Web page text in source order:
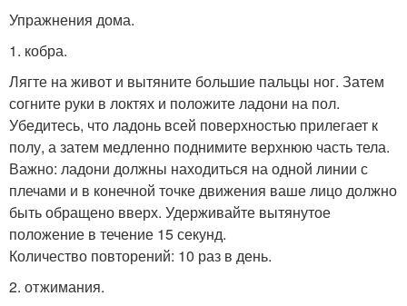
Упражнения дома.
1. кобра.
Лягте на живот и вытяните большие пальцы ног. Затем
согните руки в локтях и положите ладони на пол.
Убедитесь, что ладонь всей поверхностью прилегает к
полу, а затем медленно поднимите верхнюю часть тела.
Важно: ладони должны находиться на одной линии с
плечами и в конечной точке движения ваше лицо должно
быть обращено вверх. Удерживайте вытянутое
положение в течение 15 секунд.
Количество повторений: 10 раз в день.
2. отжимания.